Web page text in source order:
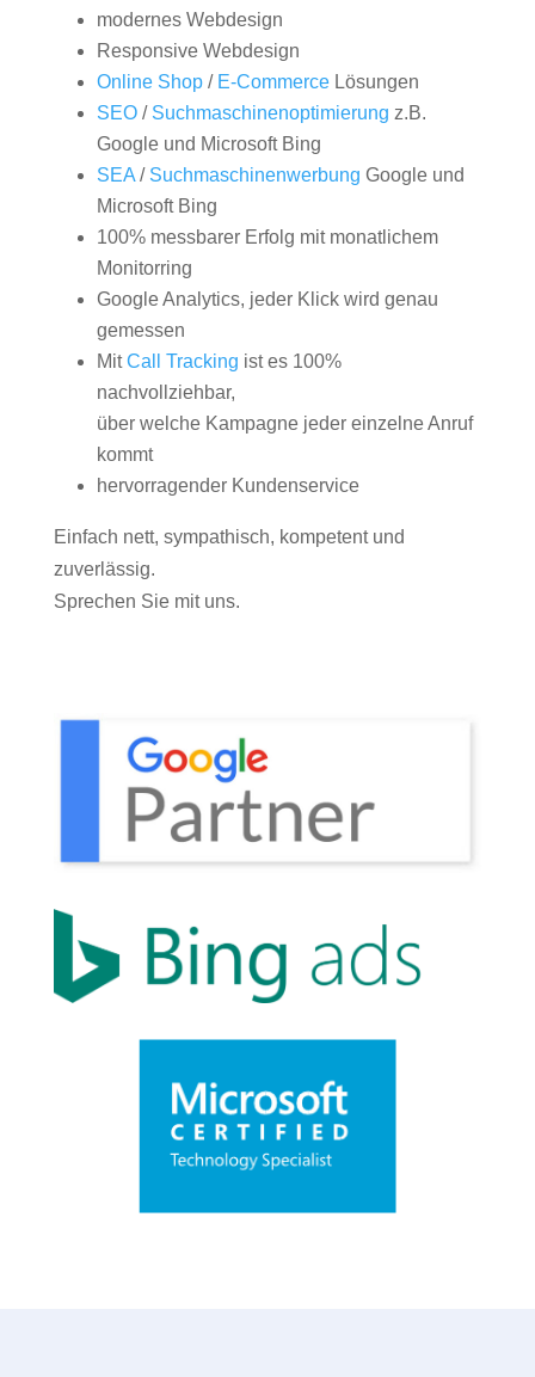
modernes Webdesign
Responsive Webdesign
Online Shop/ E-CommerceLösungen
SEO/ Suchmaschinenoptimierung z.B.
Google und Microsoft Bing
SEA/ Suchmaschinenwerbung Google und
Microsoft Bing
100% messbarer Erfolg mit monatlichem
Monitorring
Google Analytics, jeder Klick wird genau
gemessen
MitCall Tracking ist es 100%
nachvollziehbar,
über welche Kampagne jeder einzelne Anruf
kommt
hervorragender Kundenservice
Einfach nett, sympathisch, kompetent und
zuverlässig.
Sprechen Sie mit uns.